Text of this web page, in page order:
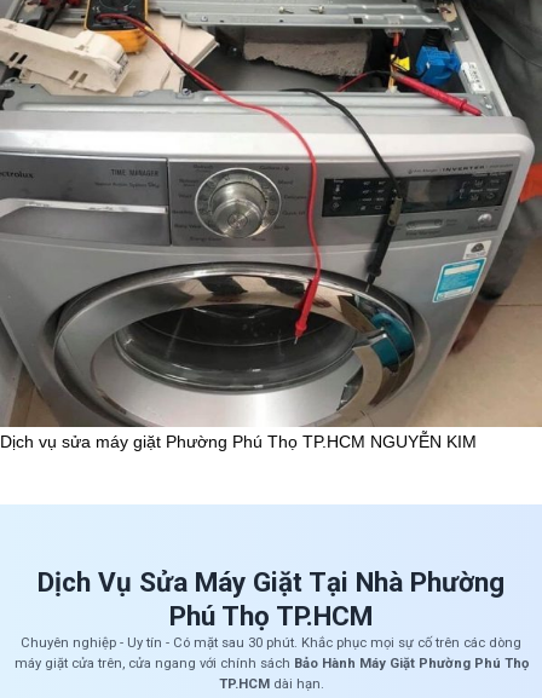
Dịch vụ sửa máy giặt Phường Phú Thọ TP.HCM NGUYỄN KIM
Dịch Vụ Sửa Máy Giặt Tại Nhà Phường
Phú Thọ TP.HCM
Chuyên nghiệp - Uy tín - Có mặt sau 30 phút. Khắc phục mọi sự cố trên các dòng
máy giặt cửa trên, cửa ngang với chính sách Bảo Hành Máy Giặt Phường Phú Thọ
TP.HCMdài hạn.